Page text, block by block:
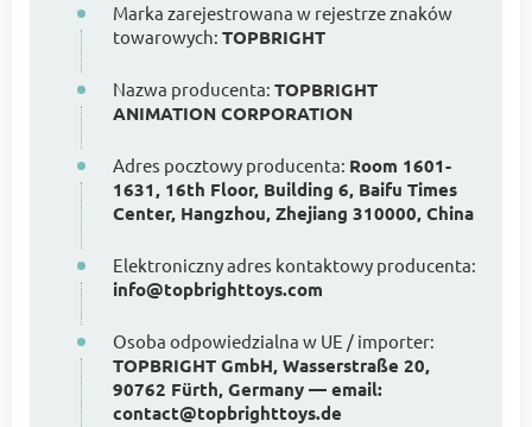
Marka zarejestrowana w rejestrze znaków
towarowych: TOPBRIGHT
Nazwa producenta: TOPBRIGHT
ANIMATION CORPORATION
Adres pocztowy producenta: Room 1601-
1631, 16th Floor, Building 6, Baifu Times
Center, Hangzhou, Zhejiang 310000, China
Elektroniczny adres kontaktowy producenta:
info@topbrighttoys.com
Osoba odpowiedzialna w UE / importer:
TOPBRIGHT GmbH, Wasserstraße 20,
90762 Fürth, Germany — email:
contact@topbrighttoys.de